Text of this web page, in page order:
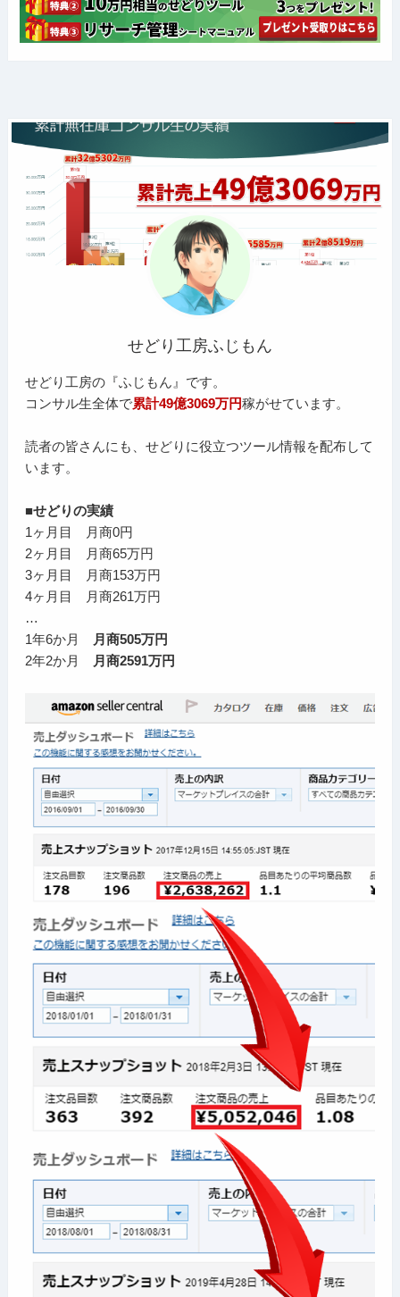
せどり工房ふじもん
せどり工房の『ふじもん』です。
コンサル生全体で累計49億3069万円稼がせています。
読者の皆さんにも、せどりに役立つツール情報を配布して
います。
■せどりの実績
1ヶ月目 月商0円
2ヶ月目 月商65万円
3ヶ月目 月商153万円
4ヶ月目 月商261万円
…
1年6か月
月商505万円
2年2か月
月商2591万円